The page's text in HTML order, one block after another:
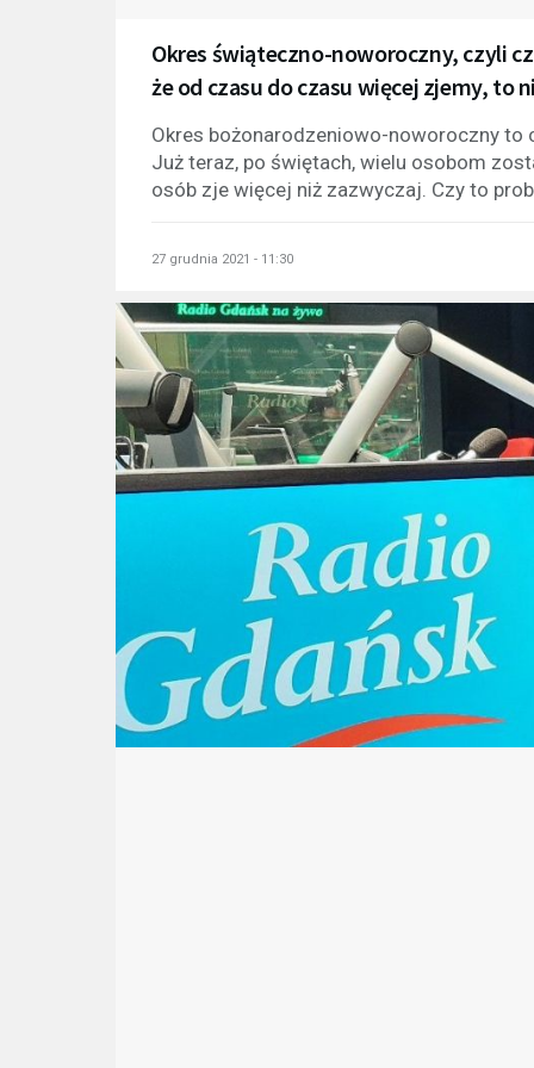
Okres świąteczno-noworoczny, czyli
że od czasu do czasu więcej zjemy, to
Okres bożonarodzeniowo-noworoczny to
Już teraz, po świętach, wielu osobom
osób zje więcej niż zazwyczaj. Czy to
27 grudnia 2021 - 11:30